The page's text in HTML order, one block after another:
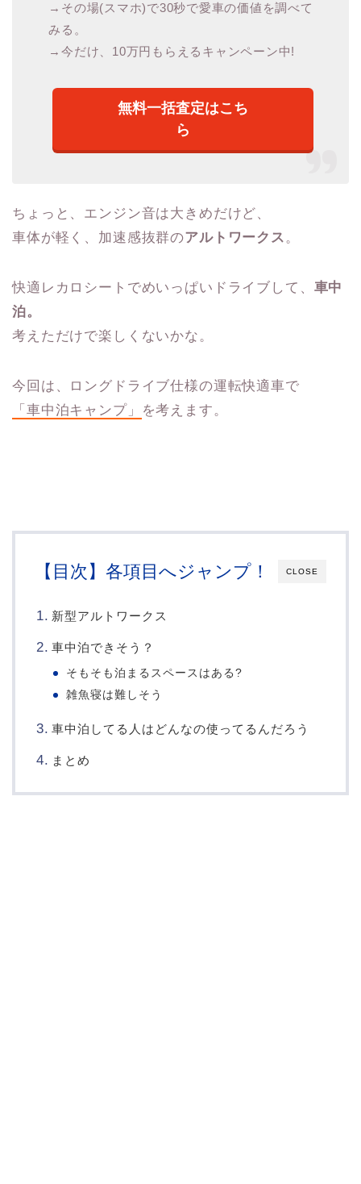
→その場(スマホ)で30秒で愛車の価値を調べて
みる。
→今だけ、10万円もらえるキャンペーン中!
無料一括査定はこち
ら
ちょっと、エンジン音は大きめだけど、
車体が軽く、加速感抜群のアルトワークス 。
快適レカロシートでめいっぱいドライブして、 車中
泊。
考えただけで楽しくないかな。
今回は、ロングドライブ仕様の運転快適車で
「車中泊キャンプ」
を考えます。
CLOSE
【目次】各項目へジャンプ！
新型アルトワークス
車中泊できそう？
そもそも泊まるスペースはある?
雑魚寝は難しそう
車中泊してる人はどんなの使ってるんだろう
まとめ